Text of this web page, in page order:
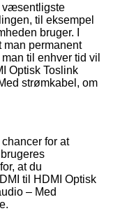
væsentligste
til eksempel
bruger. I
man permanent
til enhver tid vil
Optisk Toslink
strømkabel, om
for at
at du
til HDMI Optisk
– Med